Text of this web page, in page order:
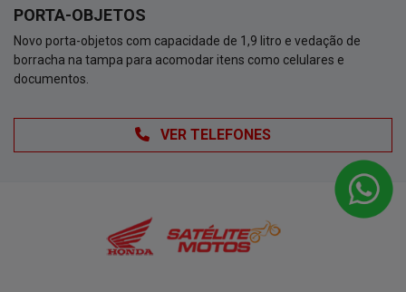
PORTA-OBJETOS
Novo porta-objetos com capacidade de 1,9 litro e vedação de
borracha na tampa para acomodar itens como celulares e
documentos.
VER TELEFONES